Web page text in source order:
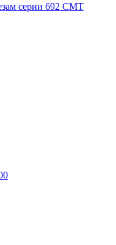
серии 692 CMT